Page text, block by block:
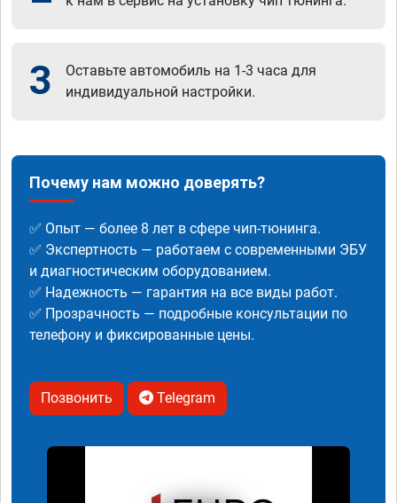
3
Оставьте автомобиль на 1-3 часа для
индивидуальной настройки.
Почему нам можно доверять?
✅ Опыт — более 8 лет в сфере чип-тюнинга.
✅ Экспертность — работаем с современными ЭБУ
и диагностическим оборудованием.
✅ Надежность — гарантия на все виды работ.
✅ Прозрачность — подробные консультации по
телефону и фиксированные цены.
Позвонить Telegram